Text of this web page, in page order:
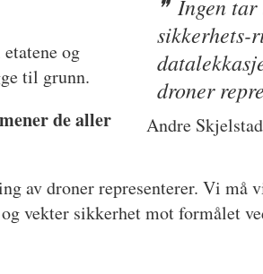
Ingen
sikkerhets-
droner
Andre
og
til grunn.
de aller
av droner representerer. Vi
vekter sikkerhet mot formålet